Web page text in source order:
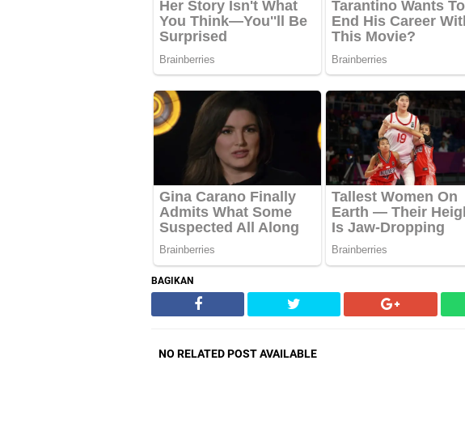
BAGIKAN
NO RELATED POST AVAILABLE